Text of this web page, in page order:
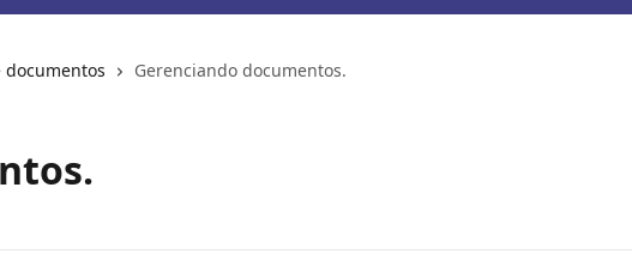
documentos Gerenciando documentos.